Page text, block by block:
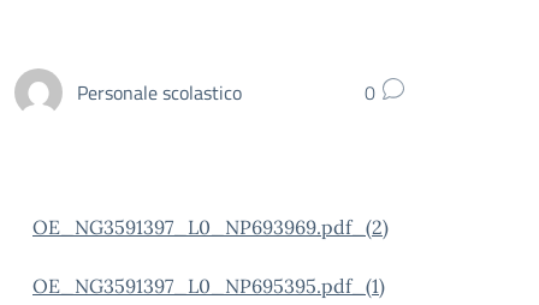
Personale scolastico 0
OE_NG3591397_L0_NP693969.pdf_(2)
OE_NG3591397_L0_NP695395.pdf_(1)